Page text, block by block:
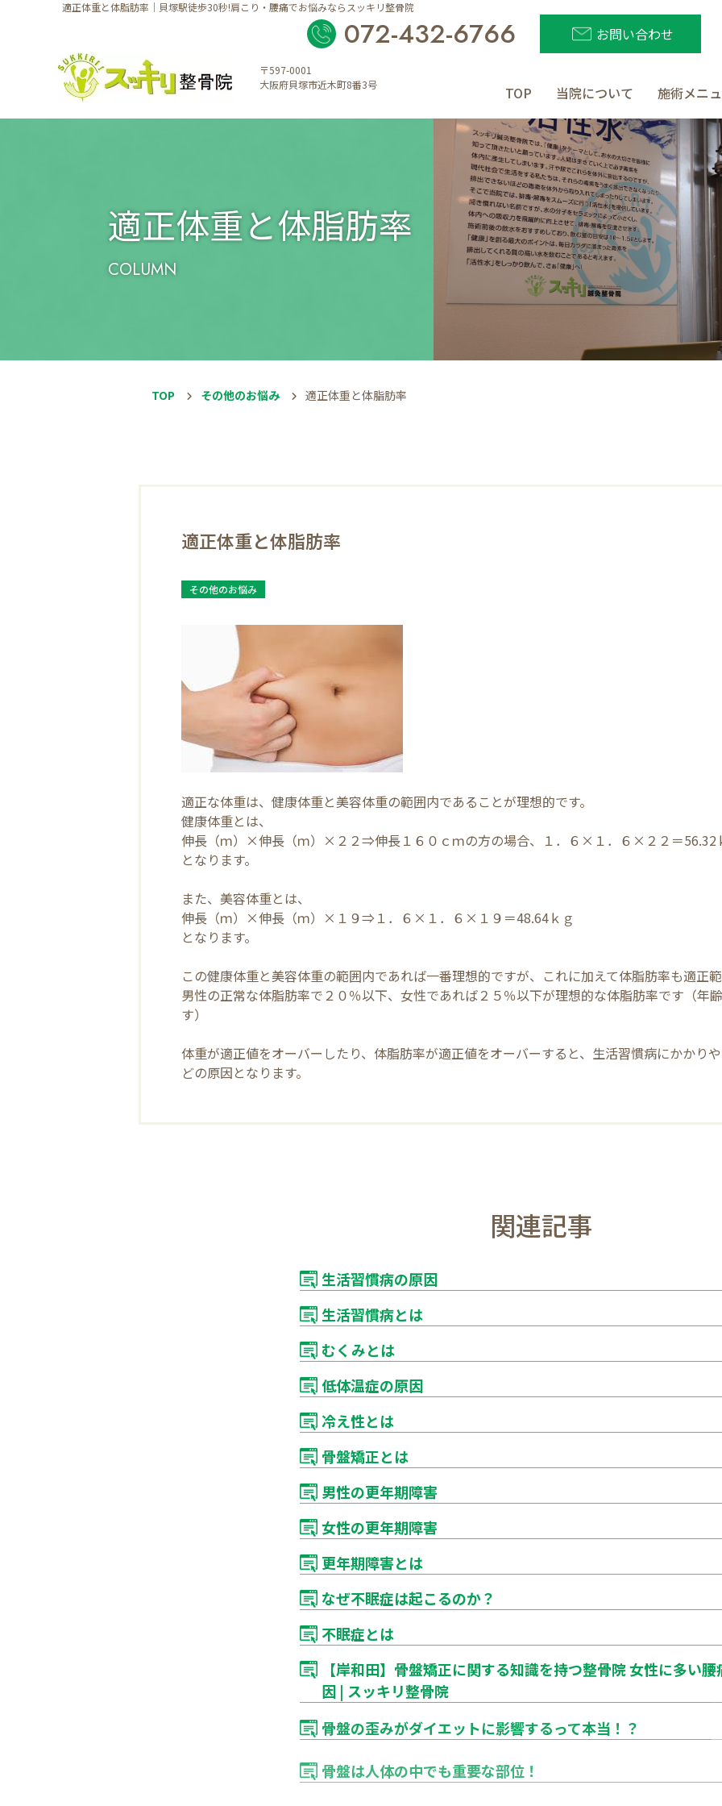
適正体重と体脂肪率｜貝塚駅徒歩30秒!肩こり・腰痛でお悩みならスッキリ整骨院
072-432-6766 お問い合わせ
〒597-0001
大阪府貝塚市近木町8番3号
TOP 当院について 施術メニ
適正体重と体脂肪率
COLUMN
TOP その他のお悩み 適正体重と体脂肪率
適正体重と体脂肪率
その他のお悩み
適正な体重は、健康体重と美容体重の範囲内であることが理想的です。
健康体重とは、
伸長（ｍ）×伸長（ｍ）×２２⇒伸長１６０ｃｍの方の場合、１．６×１．６×２２＝56.32
となります。
また、美容体重とは、
伸長（ｍ）×伸長（ｍ）×１９⇒１．６×１．６×１９＝48.64ｋｇ
となります。
この健康体重と美容体重の範囲内であれば一番理想的ですが、これに加えて体脂肪率も適正
男性の正常な体脂肪率で２０％以下、女性であれば２５％以下が理想的な体脂肪率です（年
す）
体重が適正値をオーバーしたり、体脂肪率が適正値をオーバーすると、生活習慣病にかかり
どの原因となります。
関連記事
生活習慣病の原因
生活習慣病とは
むくみとは
低体温症の原因
冷え性とは
骨盤矯正とは
男性の更年期障害
女性の更年期障害
更年期障害とは
なぜ不眠症は起こるのか？
不眠症とは
【岸和田】骨盤矯正に関する知識を持つ整骨院 女性に多い腰
因 | スッキリ整骨院
骨盤の歪みがダイエットに影響するって本当！？
骨盤は人体の中でも重要な部位！